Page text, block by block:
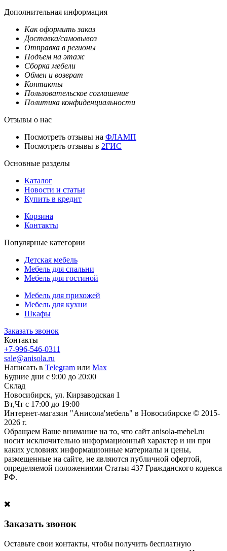
Дополнительная информация
Как оформить заказ
Доставка/самовывоз
Отправка в регионы
Подъем на этаж
Сборка мебели
Обмен и возврат
Контакты
Пользовательское соглашение
Политика конфиденциальности
Отзывы о нас
Посмотреть отзывы на ФЛАМП
Посмотреть отзывы в 2ГИС
Основные разделы
Каталог
Новости и статьи
Купить в кредит
Корзина
Контакты
Популярные категории
Детская мебель
Мебель для спальни
Мебель для гостиной
Мебель для прихожей
Мебель для кухни
Шкафы
Заказать звонок
Контакты
+7-996-546-0311
sale@anisola.ru
Написать в Telegram или Max
Будние дни с 9:00 до 20:00
Склад
Новосибирск, ул. Кирзаводская 1
Вт,Чт с 17:00 до 19:00
Интернет-магазин "Анисола'мебель" в Новосибирске © 2015-
2026 г.
Обращаем Ваше внимание на то, что сайт anisola-mebel.ru
носит исключительно информационный характер и ни при
каких условиях информационные материалы и цены,
размещенные на сайте, не являются публичной офертой,
определяемой положениями Статьи 437 Гражданского кодекса
РФ.
Заказать звонок
Оставьте свои контакты, чтобы получить бесплатную